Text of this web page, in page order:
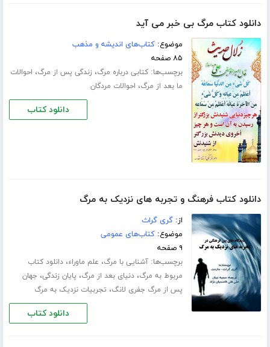
دانلود کتاب مرگ بی خبر می آید
موضوع:کتاب‌های اندیشه و مذهب
۸۵ صفحه
برچسب‌ها:کتابی درباره مرگ، زندگی پس از مرگ، احوالات
ما بعد از مرگ، احوالات مردگان
دانلود کتاب
دانلود کتاب فرهنگ و تجربه های نزدیک به مرگ
از:گری گراث
موضوع:کتاب‌های عمومی
۹ صفحه
برچسب‌ها:آشنایی با مرگ، علم ماوراء،دانلود کتاب
مربوط به مرگ،دنیای بعد از مرگ، پایان زندگی، جهان
پس از مرگ جفری لانگ، تجربیات نزدیک به مرگ
دانلود کتاب